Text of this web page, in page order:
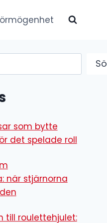
som bytte
det spelade roll
när stjärnorna
till roulettehjulet: